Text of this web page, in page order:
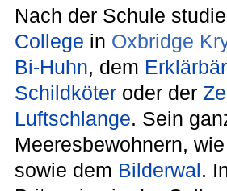
Nach der Schule
College in Oxbridge
Bi-Huhn, dem Erklärbär
Schildköter oder der
Luftschlange. Sein
Meeresbewohnern,
sowie dem Bilderwal .